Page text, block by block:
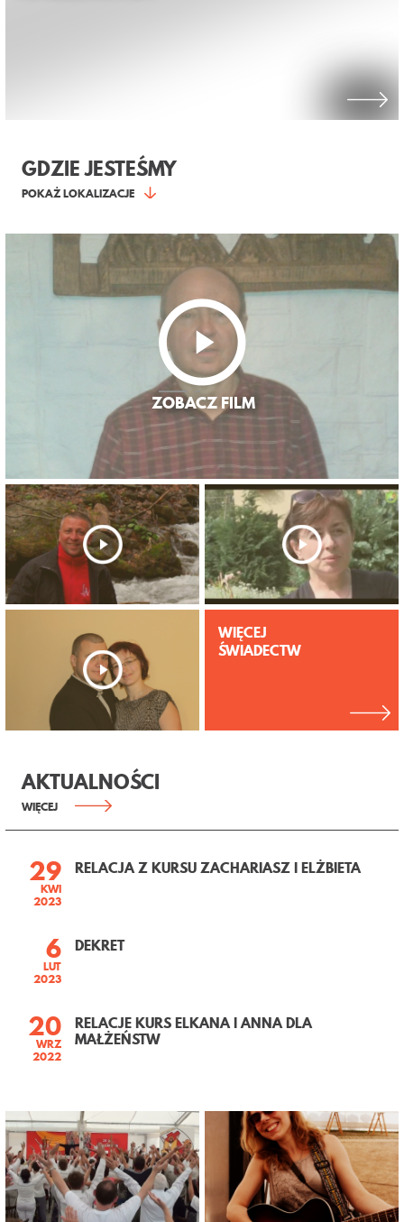
GDZIE JESTEŚMY
POKAŻ LOKALIZACJE
WIĘCEJ
ŚWIADECTW
AKTUALNOŚCI
WIĘCEJ
29
KWI
2023
RELACJA Z KURSU ZACHARIASZ I ELŻBIETA
6
LUT
2023
DEKRET
20
WRZ
2022
RELACJE KURS ELKANA I ANNA DLA
MAŁŻEŃSTW